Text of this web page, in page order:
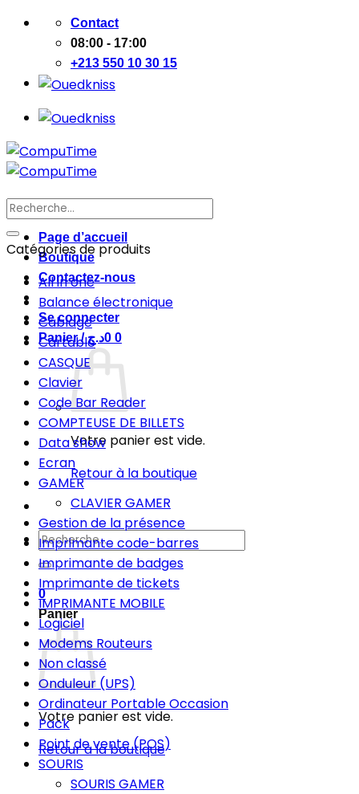
Passer
contenu
Contact
08:00 - 17:00
+213 550 10 30 15
Page d’accueil
Boutique
Contactez-nous
Se connecter
Panier /
0د.ج 0
Votre panier est vide.
Retour à la boutique
Recherche
pour :
0
Panier
Votre panier est vide.
Retour à la boutique
Recherche
pour :
Catégories de produits
All in one
Balance électronique
Cablage
Cartable
CASQUE
Clavier
Code Bar Reader
COMPTEUSE DE BILLETS
Data show
Ecran
GAMER
CLAVIER GAMER
Gestion de la présence
Imprimante code-barres
Imprimante de badges
Imprimante de tickets
IMPRIMANTE MOBILE
Logiciel
Modems Routeurs
Non classé
Onduleur (UPS)
Ordinateur Portable Occasion
Pack
Point de vente (POS)
SOURIS
SOURIS GAMER